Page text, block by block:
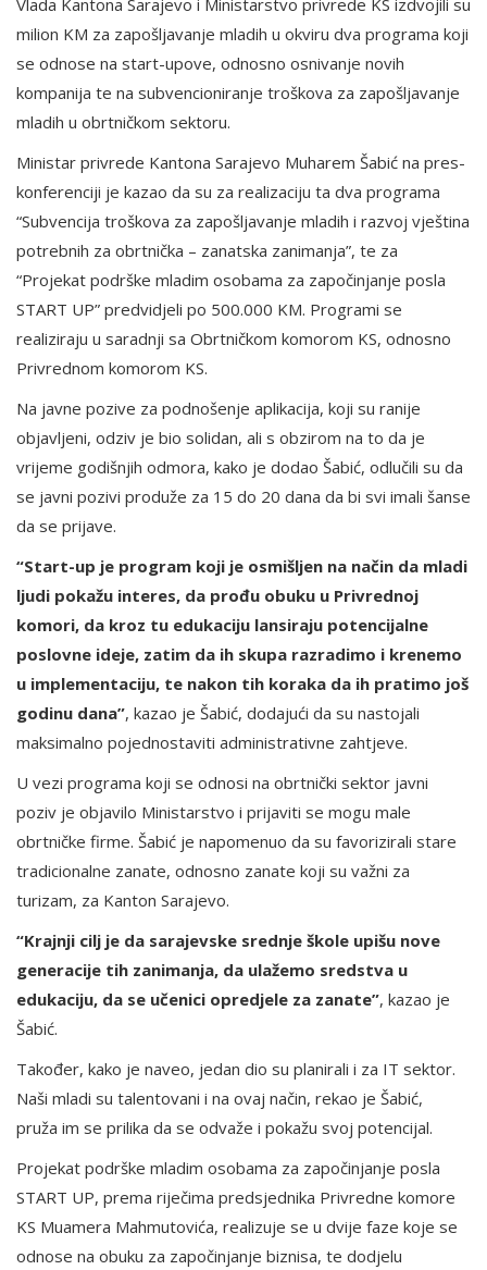
milion KM za zapošljavanje mladih u okviru dva programa koji
se odnose na start-upove, odnosno osnivanje novih
kompanija te na subvencioniranje troškova za zapošljavanje
mladih u obrtničkom sektoru.
Ministar privrede Kantona Sarajevo Muharem Šabić na pres-
konferenciji je kazao da su za realizaciju ta dva programa
“Subvencija troškova za zapošljavanje mladih i razvoj vještina
potrebnih za obrtnička – zanatska zanimanja”, te za
“Projekat podrške mladim osobama za započinjanje posla
START UP” predvidjeli po 500.000 KM. Programi se
realiziraju u saradnji sa Obrtničkom komorom KS, odnosno
Privrednom komorom KS.
Na javne pozive za podnošenje aplikacija, koji su ranije
objavljeni, odziv je bio solidan, ali s obzirom na to da je
vrijeme godišnjih odmora, kako je dodao Šabić, odlučili su da
se javni pozivi produže za 15 do 20 dana da bi svi imali šanse
da se prijave.
“Start-up je program koji je osmišljen na način da mladi
ljudi pokažu interes, da prođu obuku u Privrednoj
komori, da kroz tu edukaciju lansiraju potencijalne
poslovne ideje, zatim da ih skupa razradimo i krenemo
u implementaciju, te nakon tih koraka da ih pratimo još
godinu dana”, kazao je Šabić, dodajući da su nastojali
maksimalno pojednostaviti administrativne zahtjeve.
U vezi programa koji se odnosi na obrtnički sektor javni
poziv je objavilo Ministarstvo i prijaviti se mogu male
obrtničke firme. Šabić je napomenuo da su favorizirali stare
tradicionalne zanate, odnosno zanate koji su važni za
turizam, za Kanton Sarajevo.
“Krajnji cilj je da sarajevske srednje škole upišu nove
generacije tih zanimanja, da ulažemo sredstva u
edukaciju, da se učenici opredjele za zanate”, kazao je
Šabić.
Također, kako je naveo, jedan dio su planirali i za IT sektor.
Naši mladi su talentovani i na ovaj način, rekao je Šabić,
pruža im se prilika da se odvaže i pokažu svoj potencijal.
Projekat podrške mladim osobama za započinjanje posla
START UP, prema riječima predsjednika Privredne komore
KS Muamera Mahmutovića, realizuje se u dvije faze koje se
odnose na obuku za započinjanje biznisa, te dodjelu